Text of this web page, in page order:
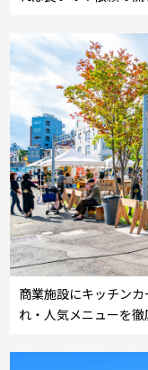
商業施設にキッチン
れ・人気メニューを